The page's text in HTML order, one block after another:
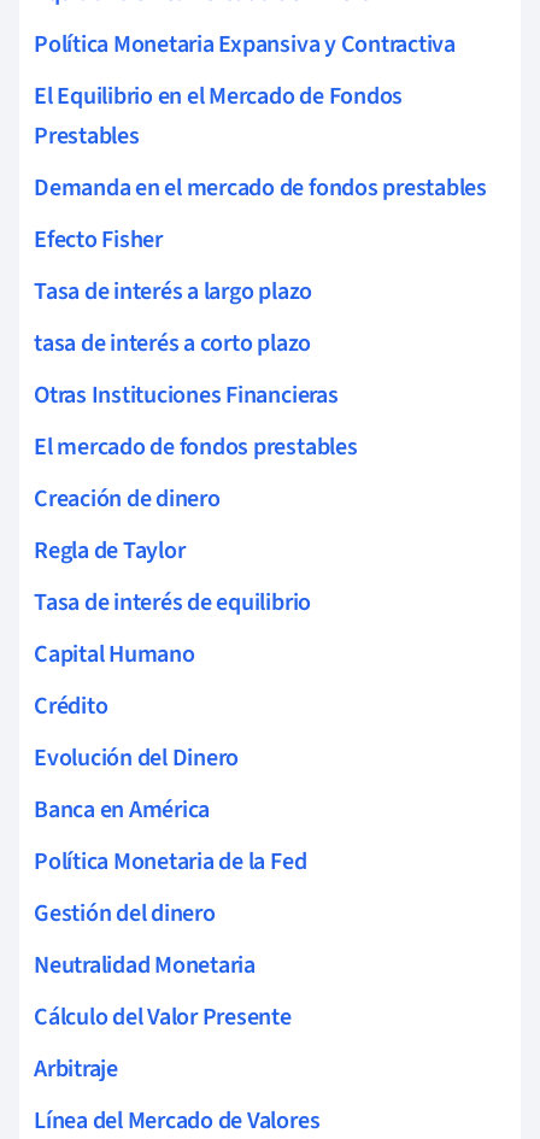
Política Monetaria Expansiva y Contractiva
El Equilibrio en el Mercado de Fondos
Prestables
Demanda en el mercado de fondos prestables
Efecto Fisher
Tasa de interés a largo plazo
tasa de interés a corto plazo
Otras Instituciones Financieras
El mercado de fondos prestables
Creación de dinero
Regla de Taylor
Tasa de interés de equilibrio
Capital Humano
Crédito
Evolución del Dinero
Banca en América
Política Monetaria de la Fed
Gestión del dinero
Neutralidad Monetaria
Cálculo del Valor Presente
Arbitraje
Línea del Mercado de Valores